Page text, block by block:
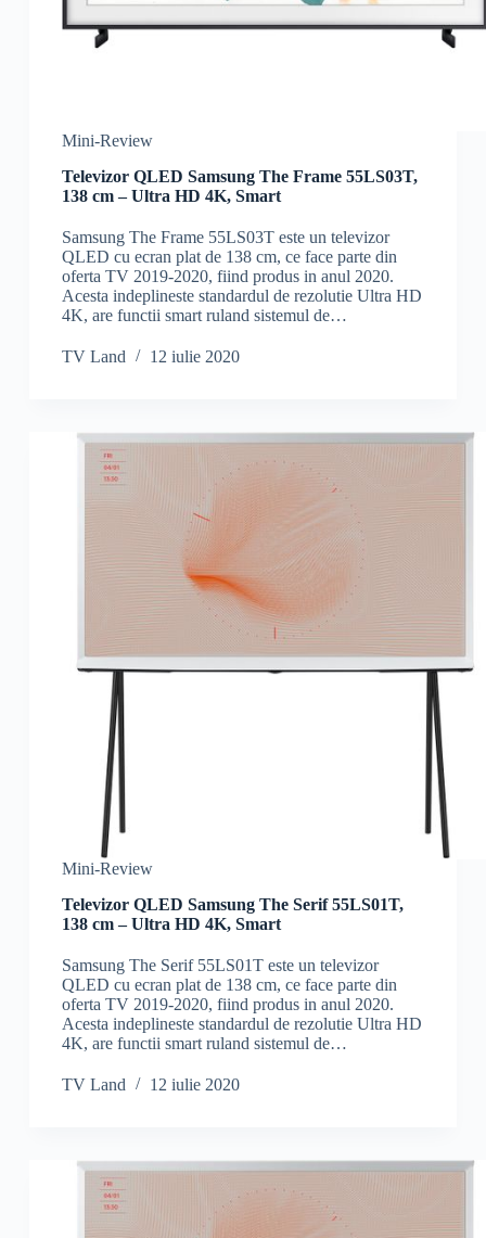
Mini-Review
Televizor QLED Samsung The Frame 55LS03T,
138 cm – Ultra HD 4K, Smart
Samsung The Frame 55LS03T este un televizor
QLED cu ecran plat de 138 cm, ce face parte din
oferta TV 2019-2020, fiind produs in anul 2020.
Acesta indeplineste standardul de rezolutie Ultra HD
4K, are functii smart ruland sistemul de…
TV Land 12 iulie 2020
Mini-Review
Televizor QLED Samsung The Serif 55LS01T,
138 cm – Ultra HD 4K, Smart
Samsung The Serif 55LS01T este un televizor
QLED cu ecran plat de 138 cm, ce face parte din
oferta TV 2019-2020, fiind produs in anul 2020.
Acesta indeplineste standardul de rezolutie Ultra HD
4K, are functii smart ruland sistemul de…
TV Land 12 iulie 2020